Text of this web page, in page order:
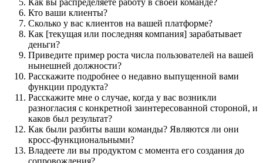
Кто ваши клиенты?
Сколько у вас клиентов на вашей платформе?
Как [текущая или последняя компания] зарабатывает
деньги?
Приведите пример роста числа пользователей на вашей
нынешней должности?
Расскажите подробнее о недавно выпущенной вами
функции продукта?
Расскажите мне о случае, когда у вас возникли
разногласия с конкретной заинтересованной стороной, и
каков был результат?
Как были разбиты ваши команды? Являются ли они
кросс-функциональными?
Владеете ли вы продуктом с момента его создания до
сопровождения?